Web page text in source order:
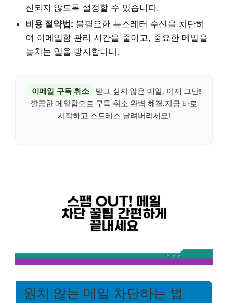
신되지 않도록 설정할 수 있습니다.
비용 절약법: 불필요한 뉴스레터 수신을 차단하
여 이메일함 관리 시간을 줄이고, 중요한 메일을
놓치는 일을 방지합니다.
이메일 구독 취소
받고 싶지 않은 메일, 이제 그만!
깔끔한 메일함으로 구독 취소 완벽 해결.지금 바로
시작하고 스트레스 날려버리세요!
원치 않는 메일 차단하는 법